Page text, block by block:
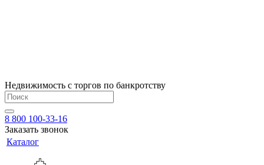
Недвижимость с торгов по банкротству
8 800 100-33-16
Заказать звонок
Каталог